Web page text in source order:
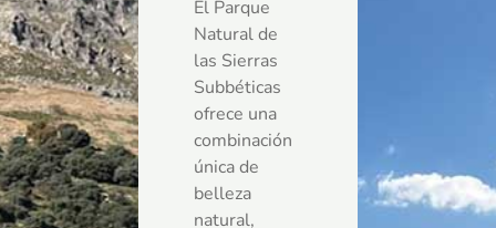
El Parque
Natural de
las Sierras
Subbéticas
ofrece una
combinación
única de
belleza
natural,